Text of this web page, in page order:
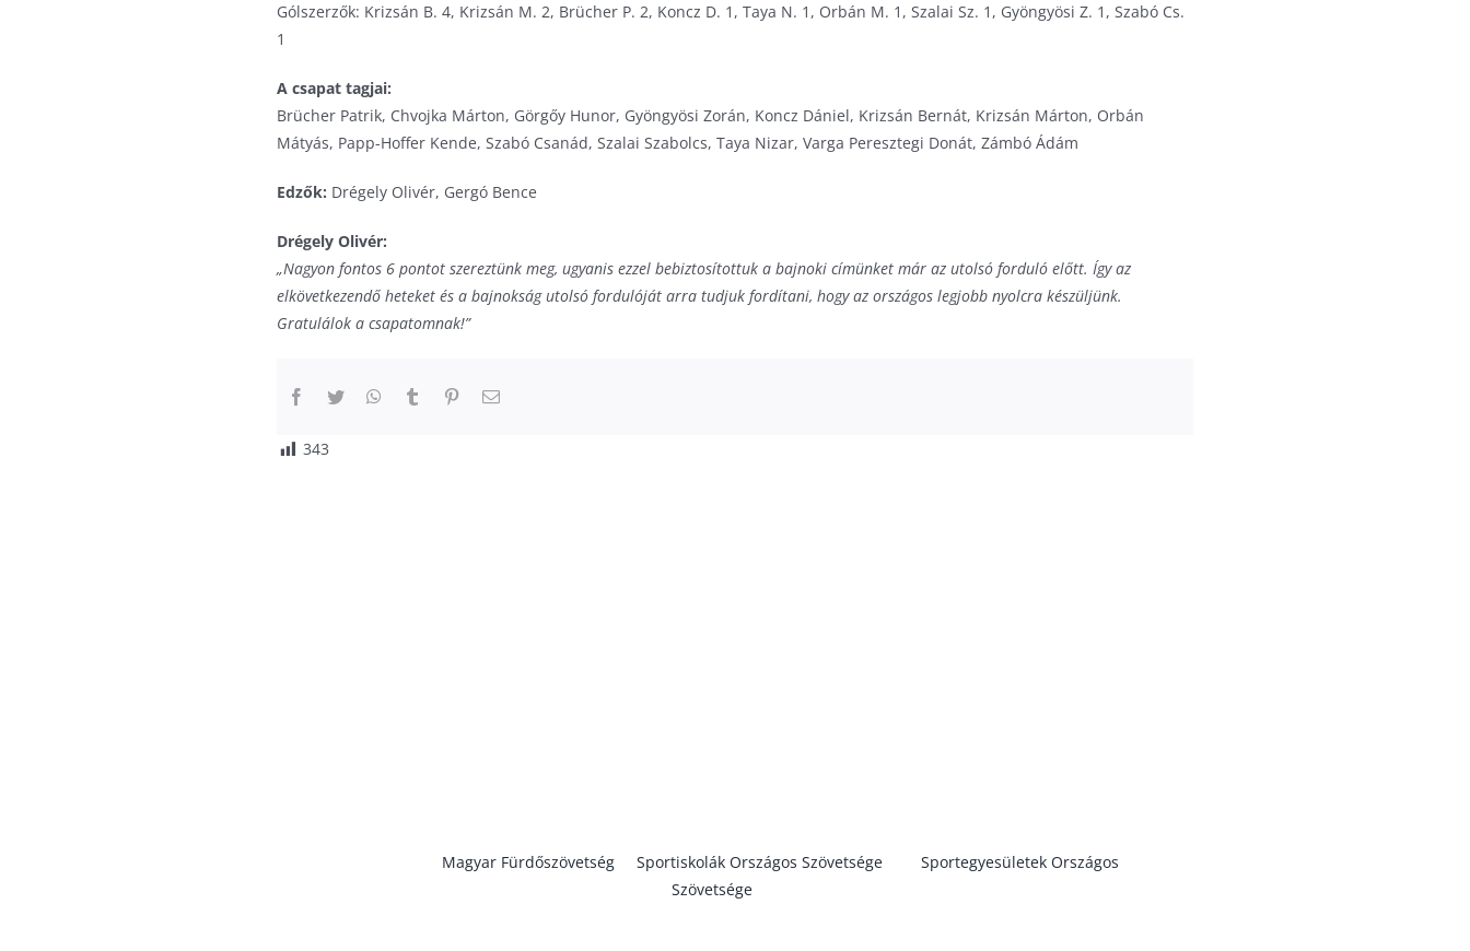
Gólszerzők: Krizsán B. 4, Krizsán M. 2, Brücher P. 2, Koncz D. 1, Taya N. 1, Orbán M. 1, Szalai Sz. 1, Gyöngyösi Z. 1, Szabó Cs.
1
A csapat tagjai:
Brücher Patrik, Chvojka Márton, Görgőy Hunor, Gyöngyösi Zorán, Koncz Dániel, Krizsán Bernát, Krizsán Márton, Orbán
Mátyás, Papp-Hoffer Kende, Szabó Csanád, Szalai Szabolcs, Taya Nizar, Varga Peresztegi Donát, Zámbó Ádám
Edzők: Drégely Olivér, Gergó Bence
Drégely Olivér:
„Nagyon fontos 6 pontot szereztünk meg, ugyanis ezzel bebiztosítottuk a bajnoki címünket már az utolsó forduló előtt. Így az
elkövetkezendő heteket és a bajnokság utolsó fordulóját arra tudjuk fordítani, hogy az országos legjobb nyolcra készüljünk.
Gratulálok a csapatomnak!”
343
Magyar Fürdőszövetség, a Sportiskolák Országos Szövetségeés a Sportegyesületek Országos
Szövetsége